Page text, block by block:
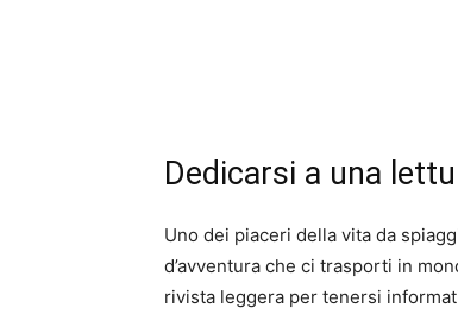
Dedicarsi a una
Uno dei piaceri della vita da
d’avventura che ci trasporti in
rivista leggera per tenersi